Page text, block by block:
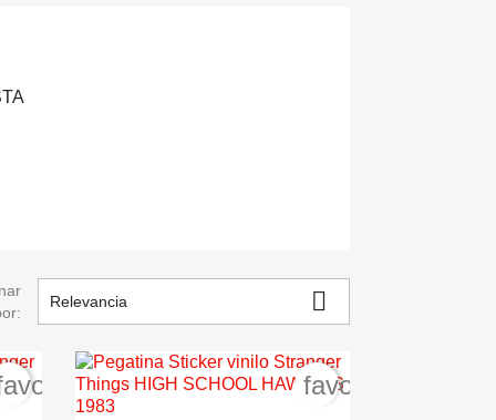
Relevancia 
favorite_border